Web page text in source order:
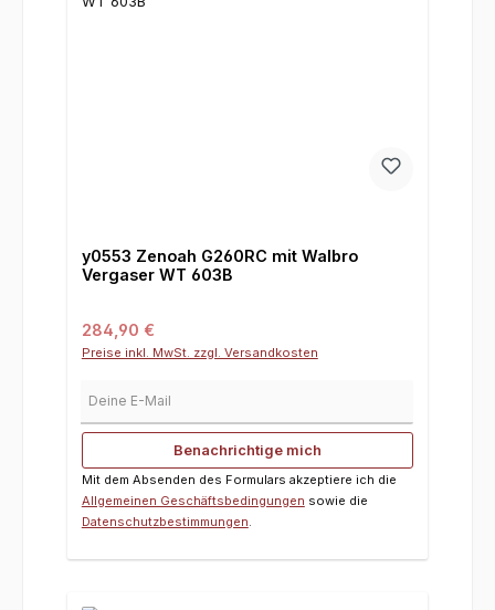
y0553 Zenoah G260RC mit Walbro
Vergaser WT 603B
Regulärer Preis:
284,90 €
Preise inkl. MwSt. zzgl. Versandkosten
Benachrichtige mich
Mit dem Absenden des Formulars akzeptiere ich die
Allgemeinen Geschäftsbedingungen sowie die
Datenschutzbestimmungen